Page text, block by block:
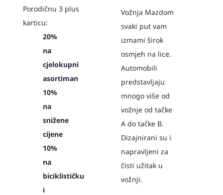
Porodičnu 3 plus
karticu:
20%
na
cjelokupni
asortiman
10%
na
snižene
cijene
10%
na
biciklističku
i
Vožnja Mazdom
svaki put vam
izmami širok
osmjeh na lice.
Automobili
predstavljaju
mnogo više od
vožnje od tačke
A do tačke B.
Dizajnirani su i
napravljeni za
čisti užitak u
vožnji.